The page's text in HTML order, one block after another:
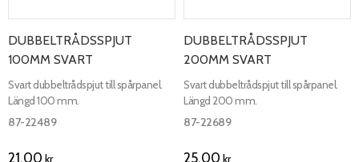
DUBBELTRÅDSSPJUT
100MM SVART
Svart dubbeltrådspjut till spårpanel.
Längd 100 mm.
87-22489
21,00 kr
DUBBELTRÅDSSPJUT
200MM SVART
Svart dubbeltrådspjut till spårpanel.
Längd 200 mm.
87-22689
25,00 kr